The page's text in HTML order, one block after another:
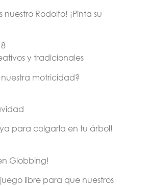
nuestro Rodolfo! ¡Pinta su
y tradicionales
motricidad?
para colgarla en tu árbol!
Globbing!
libre para que nuestros